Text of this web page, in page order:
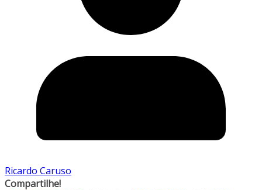
Ricardo Caruso
Compartilhe!